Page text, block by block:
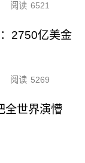
阅读 6521
2750亿美金
阅读 5269
全世界演懵